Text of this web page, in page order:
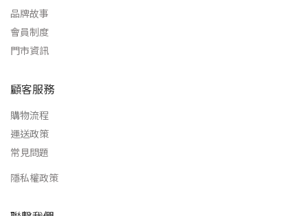
品牌故事
會員制度
門市資訊
顧客服務
購物流程
運送政策
常見問題
隱私權政策